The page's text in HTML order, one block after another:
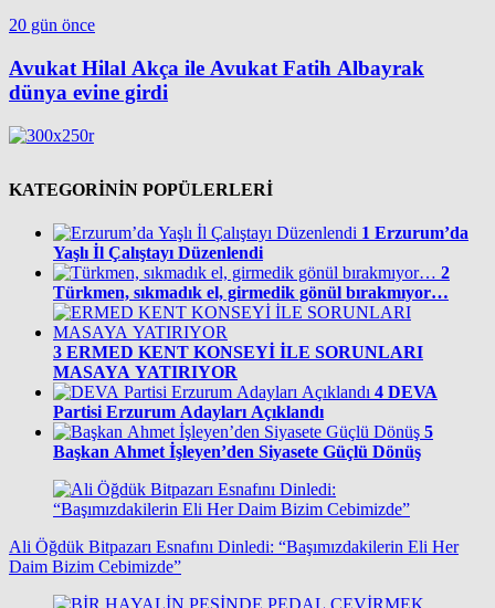
20 gün önce
Avukat Hilal Akça ile Avukat Fatih Albayrak
dünya evine girdi
KATEGORİNİN POPÜLERLERİ
1 Erzurum’da
Yaşlı İl Çalıştayı Düzenlendi
2
Türkmen, sıkmadık el, girmedik gönül bırakmıyor…
3 ERMED KENT KONSEYİ İLE SORUNLARI
MASAYA YATIRIYOR
4 DEVA
Partisi Erzurum Adayları Açıklandı
5
Başkan Ahmet İşleyen’den Siyasete Güçlü Dönüş
Ali Öğdük Bitpazarı Esnafını Dinledi: “Başımızdakilerin Eli Her
Daim Bizim Cebimizde”